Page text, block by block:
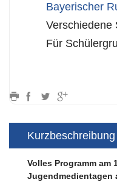
Bayerischer
Verschiedene
Für
Kurzbeschreibung
Volles Programm am
Jugendmedientagen